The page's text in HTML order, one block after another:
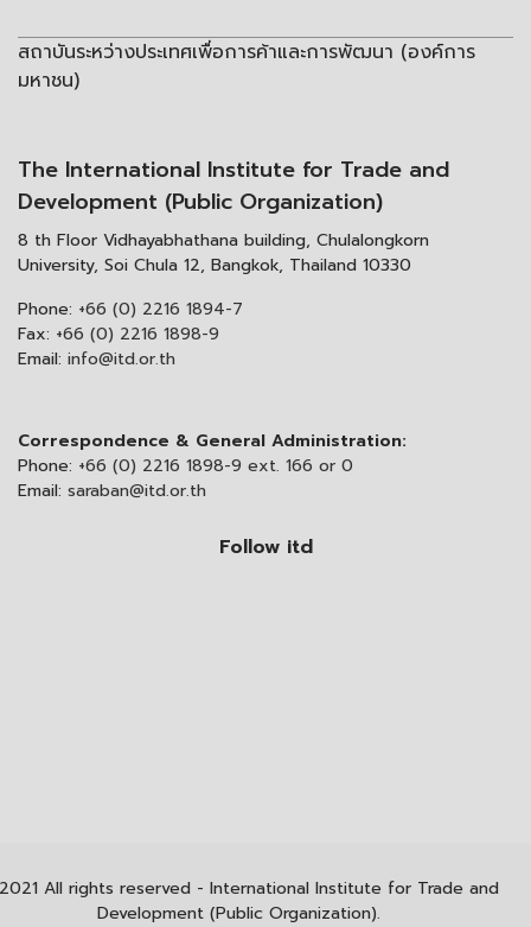
สถาบันระหว่างประเทศเพื่อการค้าและการพัฒนา (องค์การ
มหาชน)
The International Institute for Trade and
Development (Public Organization)
8 th Floor Vidhayabhathana building, Chulalongkorn
University, Soi Chula 12, Bangkok, Thailand 10330
Phone: +66 (0) 2216 1894-7
Fax: +66 (0) 2216 1898-9
Email: info@itd.or.th
Correspondence & General Administration:
Phone: +66 (0) 2216 1898-9 ext. 166 or 0
Email: saraban@itd.or.th
Follow itd
All rights reserved - International Institute for Trade and
Development (Public Organization).